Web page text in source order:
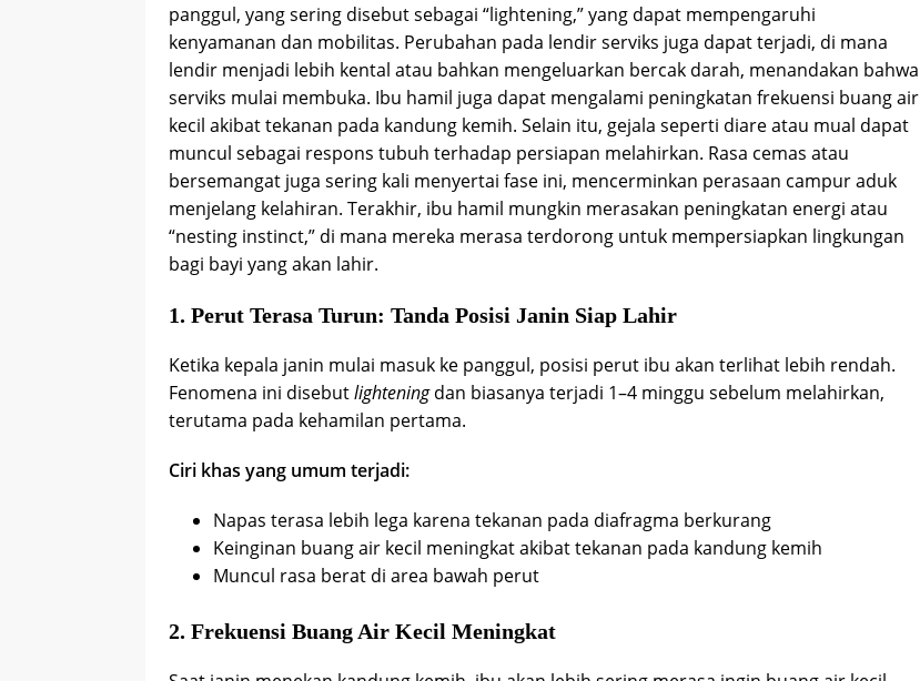
panggul, yang sering disebut sebagai “lightening,” yang dapat mempengaruhi
kenyamanan dan mobilitas. Perubahan pada lendir serviks juga dapat terjadi, di mana
lendir menjadi lebih kental atau bahkan mengeluarkan bercak darah, menandakan bahwa
serviks mulai membuka. Ibu hamil juga dapat mengalami peningkatan frekuensi buang air
kecil akibat tekanan pada kandung kemih. Selain itu, gejala seperti diare atau mual dapat
muncul sebagai respons tubuh terhadap persiapan melahirkan. Rasa cemas atau
bersemangat juga sering kali menyertai fase ini, mencerminkan perasaan campur aduk
menjelang kelahiran. Terakhir, ibu hamil mungkin merasakan peningkatan energi atau
“nesting instinct,” di mana mereka merasa terdorong untuk mempersiapkan lingkungan
bagi bayi yang akan lahir.
1. Perut Terasa Turun: Tanda Posisi Janin Siap Lahir
Ketika kepala janin mulai masuk ke panggul, posisi perut ibu akan terlihat lebih rendah.
Fenomena ini disebutlighteningdan biasanya terjadi 1–4 minggu sebelum melahirkan,
terutama pada kehamilan pertama.
Ciri khas yang umum terjadi:
Napas terasa lebih lega karena tekanan pada diafragma berkurang
Keinginan buang air kecil meningkat akibat tekanan pada kandung kemih
Muncul rasa berat di area bawah perut
2. Frekuensi Buang Air Kecil Meningkat